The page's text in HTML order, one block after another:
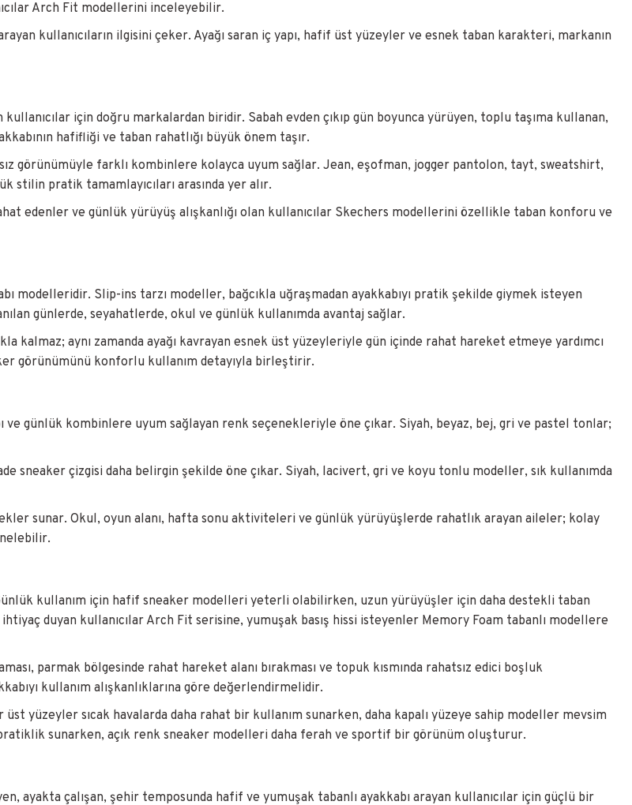
Arch Fit modellerini inceleyebilir.
kullanıcıların ilgisini çeker. Ayağı saran iç yapı, hafif üst yüzeyler ve esnek taban karakteri, markanın
için doğru markalardan biridir. Sabah evden çıkıp gün boyunca yürüyen, toplu taşıma kullanan,
hafifliği ve taban rahatlığı büyük önem taşır.
görünümüyle farklı kombinlere kolayca uyum sağlar. Jean, eşofman, jogger pantolon, tayt, sweatshirt,
pratik tamamlayıcıları arasında yer alır.
edenler ve günlük yürüyüş alışkanlığı olan kullanıcılar Skechers modellerini özellikle taban konforu ve
modelleridir. Slip-ins tarzı modeller, bağcıkla uğraşmadan ayakkabıyı pratik şekilde giymek isteyen
günlerde, seyahatlerde, okul ve günlük kullanımda avantaj sağlar.
kalmaz; aynı zamanda ayağı kavrayan esnek üst yüzeyleriyle gün içinde rahat hareket etmeye yardımcı
görünümünü konforlu kullanım detayıyla birleştirir.
günlük kombinlere uyum sağlayan renk seçenekleriyle öne çıkar. Siyah, beyaz, bej, gri ve pastel tonlar;
sneaker çizgisi daha belirgin şekilde öne çıkar. Siyah, lacivert, gri ve koyu tonlu modeller, sık kullanımda
sunar. Okul, oyun alanı, hafta sonu aktiviteleri ve günlük yürüyüşlerde rahatlık arayan aileler; kolay
kullanım için hafif sneaker modelleri yeterli olabilirken, uzun yürüyüşler için daha destekli taban
duyan kullanıcılar Arch Fit serisine, yumuşak basış hissi isteyenler Memory Foam tabanlı modellere
parmak bölgesinde rahat hareket alanı bırakması ve topuk kısmında rahatsız edici boşluk
kullanım alışkanlıklarına göre değerlendirmelidir.
yüzeyler sıcak havalarda daha rahat bir kullanım sunarken, daha kapalı yüzeye sahip modeller mevsim
sunarken, açık renk sneaker modelleri daha ferah ve sportif bir görünüm oluşturur.
ayakta çalışan, şehir temposunda hafif ve yumuşak tabanlı ayakkabı arayan kullanıcılar için güçlü bir